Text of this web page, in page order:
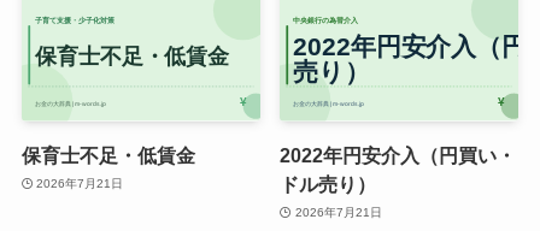
保育士不足・低賃金
2026年7月21日
2022年円安介入（円買い・
ドル売り）
2026年7月21日